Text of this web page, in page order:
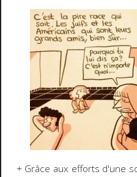
+ Grâce aux efforts d'une